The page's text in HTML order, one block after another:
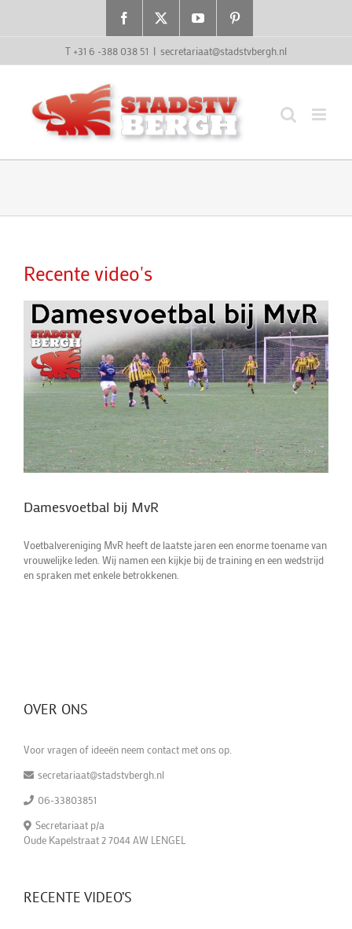
Facebook YouTube
T +31 6 -388 038 51 | secretariaat@stadstvbergh.nl
Recente video's
Damesvoetbal bij MvR
Voetbalvereniging MvR heeft de laatste jaren een enorme toename van
vrouwelijke leden. Wij namen een kijkje bij de training en een wedstrijd
en spraken met enkele betrokkenen.
OVER ONS
Voor vragen of ideeën neem contact met ons op.
secretariaat@stadstvbergh.nl
06-33803851
Secretariaat p/a
Oude Kapelstraat 2 7044 AW LENGEL
RECENTE VIDEO’S